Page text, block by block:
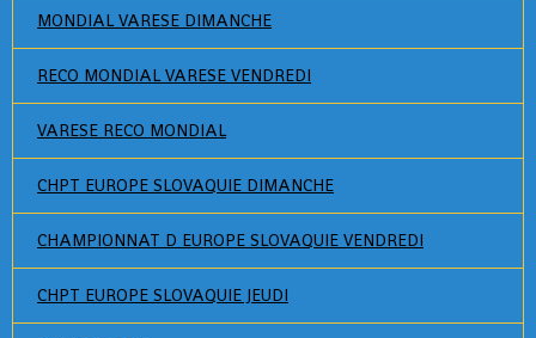
MONDIAL VARESE DIMANCHE
RECO MONDIAL VARESE VENDREDI
VARESE RECO MONDIAL
CHPT EUROPE SLOVAQUIE DIMANCHE
CHAMPIONNAT D EUROPE SLOVAQUIE VENDREDI
CHPT EUROPE SLOVAQUIE JEUDI